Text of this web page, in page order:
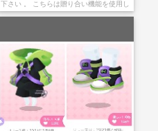
下さい 。 こちらは贈り合い機能を使用し
てお渡し致します。 低レベルアカウント